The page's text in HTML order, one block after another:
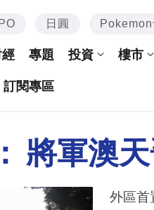
日圓 Pokemon
專題 投資 樓市
訂閱專區
將軍澳
外區首置客一睇